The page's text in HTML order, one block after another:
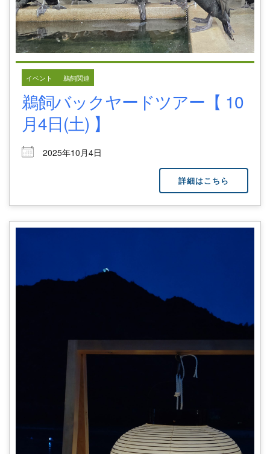
イベント 鵜飼関連
鵜飼バックヤードツアー【 10
月4日(土) 】
2025年10月4日
詳細はこちら